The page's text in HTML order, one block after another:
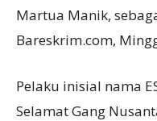
Martua Manik,
Bareskrim.com,
Pelaku inisial nama
Selamat Gang